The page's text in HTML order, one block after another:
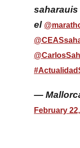
saharauis
el
—
February